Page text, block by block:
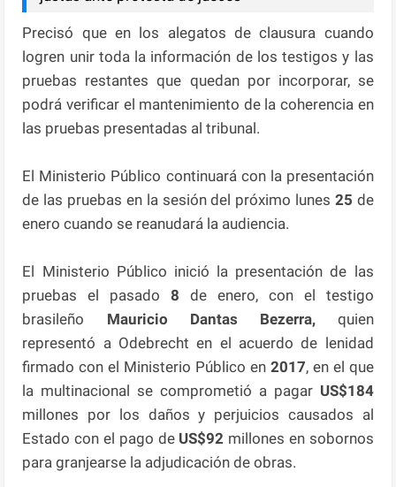
Precisó que en los alegatos de clausura cuando
logren unir toda la información de los testigos y las
pruebas restantes que quedan por incorporar, se
podrá verificar el mantenimiento de la coherencia en
las pruebas presentadas al tribunal.
El Ministerio Público continuará con la presentación
de las pruebas en la sesión del próximo lunes 25 de
enero cuando se reanudará la audiencia.
El Ministerio Público inició la presentación de las
pruebas el pasado8 de enero, con el testigo
brasileño Mauricio Dantas Bezerra,quien
representó a Odebrecht en el acuerdo de lenidad
firmado con el Ministerio Público en 2017, en el que
la multinacional se comprometió a pagar US$184
millones por los daños y perjuicios causados al
Estado con el pago de US$92 millones en sobornos
para granjearse la adjudicación de obras.